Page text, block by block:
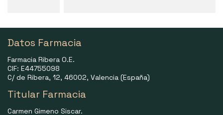
Datos Farmacia
Farmacia Ribera O.E.
CIF: E44755098
C/ de Ribera, 12, 46002, Valencia (España)
Titular Farmacia
Carmen Gimeno Siscar.